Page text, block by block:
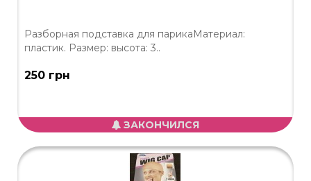
Разборная подставка для парикаМатериал:
пластик. Размер: высота: 3..
250 грн
ЗАКОНЧИЛСЯ